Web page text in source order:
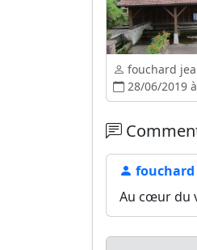
fouchard
28/06/2019
Au cœur du